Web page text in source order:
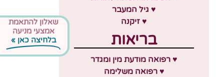
♥ גיל המעבר
♥ זיקנה
בריאות
♥ רפואה מודעת מין ומגדר
♥ רפואה משלימה
שאלון להתאמת
אמצעי מניעה
בלחיצה כאן »